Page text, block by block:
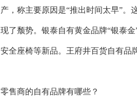
产，称主要原因是“推出时间太早”。
现了颓势。银泰自有黄金品牌“银泰
安全座椅等新品。王府井百货自有品
零售商的自有品牌有哪些？